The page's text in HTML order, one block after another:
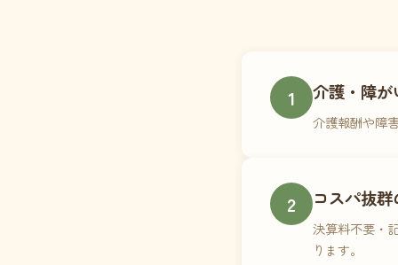
1 介護・障
介護報酬や障
2 コスパ抜
決算料不要・
ります。